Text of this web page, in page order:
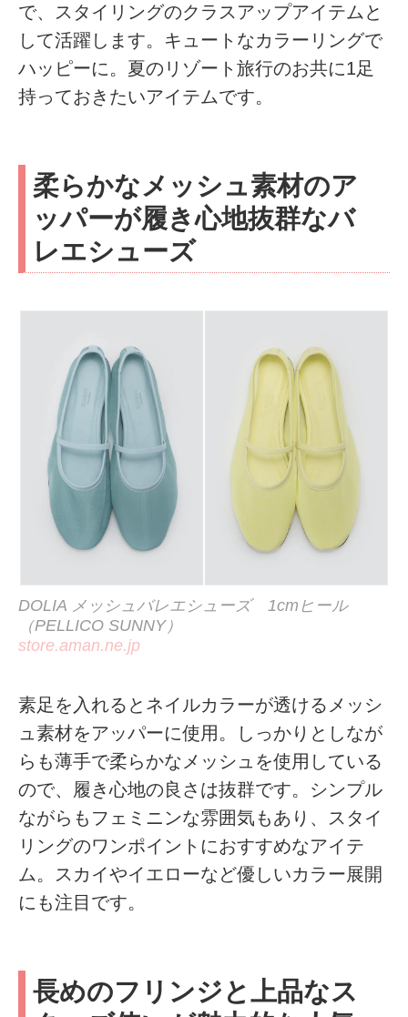
で、スタイリングのクラスアップアイテムと
して活躍します。キュートなカラーリングで
ハッピーに。夏のリゾート旅行のお共に1足
持っておきたいアイテムです。
柔らかなメッシュ素材のア
ッパーが履き心地抜群なバ
レエシューズ
DOLIA メッシュバレエシューズ 1cmヒール
（PELLICO SUNNY）
store.aman.ne.jp
素足を入れるとネイルカラーが透けるメッシ
ュ素材をアッパーに使用。しっかりとしなが
らも薄手で柔らかなメッシュを使用している
ので、履き心地の良さは抜群です。シンプル
ながらもフェミニンな雰囲気もあり、スタイ
リングのワンポイントにおすすめなアイテ
ム。スカイやイエローなど優しいカラー展開
にも注目です。
長めのフリンジと上品なス